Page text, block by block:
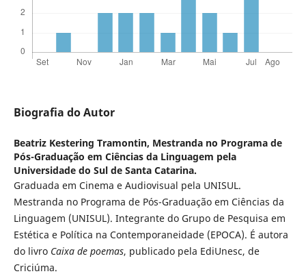
Biografia do Autor
Beatriz Kestering Tramontin, Mestranda no Programa de
Pós-Graduação em Ciências da Linguagem pela
Universidade do Sul de Santa Catarina.
Graduada em Cinema e Audiovisual pela UNISUL.
Mestranda no Programa de Pós-Graduação em Ciências da
Linguagem (UNISUL). Integrante do Grupo de Pesquisa em
Estética e Política na Contemporaneidade (EPOCA). É autora
do livro Caixa de poemas, publicado pela EdiUnesc, de
Criciúma.